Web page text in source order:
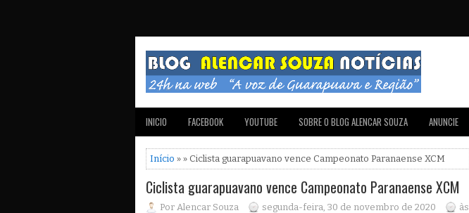
INICIO FACEBOOK YOUTUBE SOBRE O BLOG ALENCAR SOUZA ANUNCIE
Início » » Ciclista guarapuavano vence Campeonato Paranaense XCM
Ciclista guarapuavano vence Campeonato Paranaense XCM
Por Alencar Souza segunda-feira, 30 de novembro de 2020
às